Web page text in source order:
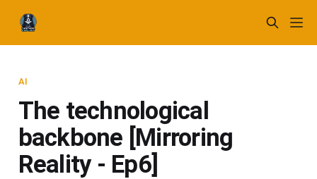
AI
The technological
backbone [Mirroring
Reality - Ep6]